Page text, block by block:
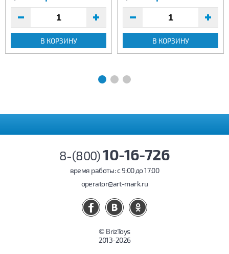
В КОРЗИНУ В КОРЗИНУ
8-(800)10-16-726
время работы: c 9:00 до 17:00
operator@art-mark.ru
© BrizToys
2013-2026